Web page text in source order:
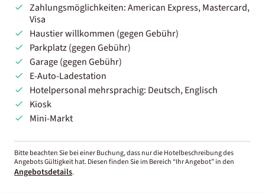
Zahlungsmöglichkeiten: American Express, Mastercard,
Visa
Haustier willkommen (gegen Gebühr)
Parkplatz (gegen Gebühr)
Garage (gegen Gebühr)
E-Auto-Ladestation
Hotelpersonal mehrsprachig: Deutsch, Englisch
Kiosk
Mini-Markt
Bitte beachten Sie bei einer Buchung, dass nur die Hotelbeschreibung des
Angebots Gültigkeit hat. Diesen finden Sie im Bereich “Ihr Angebot” in den
Angebotsdetails.